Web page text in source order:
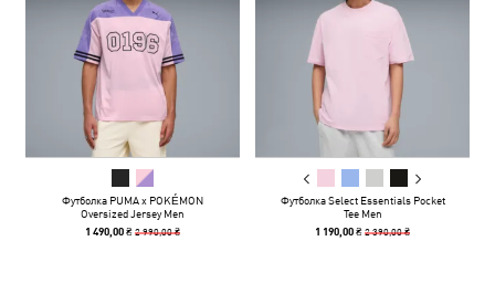
Футболка PUMA x POKÉMON
Oversized Jersey Men
1 490,00 ₴2 990,00 ₴
Футболка Select Essentials Pocket
Tee Men
1 190,00 ₴2 390,00 ₴